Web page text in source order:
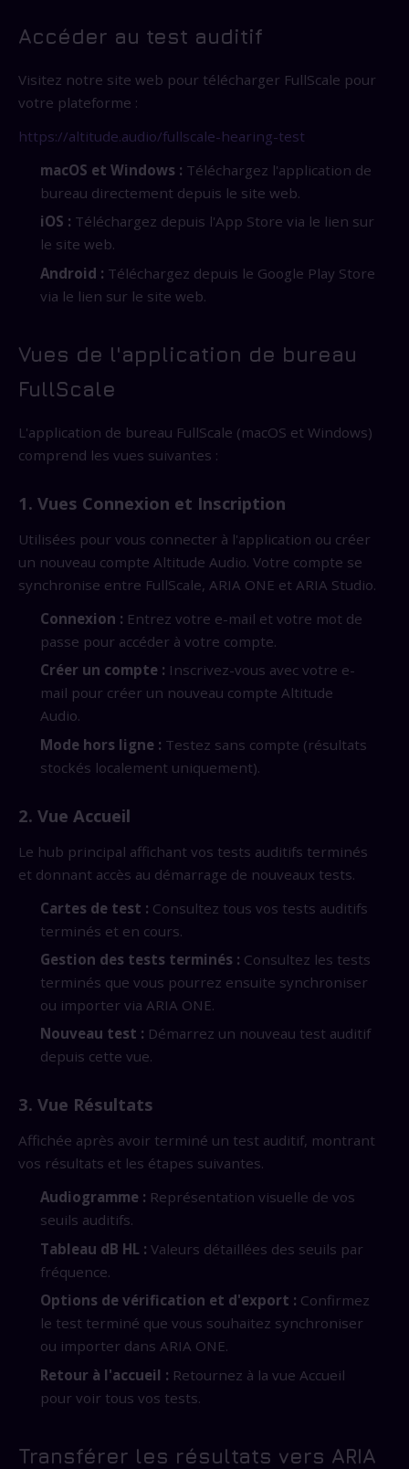
Accéder au test auditif
Visitez notre site web pour télécharger FullScale pour
votre plateforme :
https://altitude.audio/fullscale-hearing-test
macOS et Windows : Téléchargez l'application de
bureau directement depuis le site web.
iOS : Téléchargez depuis l'App Store via le lien sur
le site web.
Android : Téléchargez depuis le Google Play Store
via le lien sur le site web.
Vues de l'application de bureau
FullScale
L'application de bureau FullScale (macOS et Windows)
comprend les vues suivantes :
1. Vues Connexion et Inscription
Utilisées pour vous connecter à l'application ou créer
un nouveau compte Altitude Audio. Votre compte se
synchronise entre FullScale, ARIA ONE et ARIA Studio.
Connexion : Entrez votre e-mail et votre mot de
passe pour accéder à votre compte.
Créer un compte : Inscrivez-vous avec votre e-
mail pour créer un nouveau compte Altitude
Audio.
Mode hors ligne : Testez sans compte (résultats
stockés localement uniquement).
2. Vue Accueil
Le hub principal affichant vos tests auditifs terminés
et donnant accès au démarrage de nouveaux tests.
Cartes de test : Consultez tous vos tests auditifs
terminés et en cours.
Gestion des tests terminés : Consultez les tests
terminés que vous pourrez ensuite synchroniser
ou importer via ARIA ONE.
Nouveau test : Démarrez un nouveau test auditif
depuis cette vue.
3. Vue Résultats
Affichée après avoir terminé un test auditif, montrant
vos résultats et les étapes suivantes.
Audiogramme : Représentation visuelle de vos
seuils auditifs.
Tableau dB HL : Valeurs détaillées des seuils par
fréquence.
Options de vérification et d'export : Confirmez
le test terminé que vous souhaitez synchroniser
ou importer dans ARIA ONE.
Retour à l'accueil : Retournez à la vue Accueil
pour voir tous vos tests.
Transférer les résultats vers ARIA